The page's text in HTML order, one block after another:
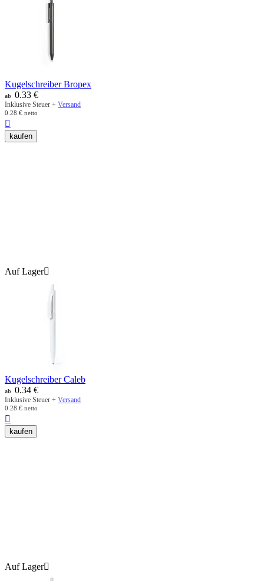
Kugelschreiber Bropex
ab 0.33 €
Inklusive Steuer + Versand
0.28 € netto

kaufen
Auf Lager
Kugelschreiber Caleb
ab 0.34 €
Inklusive Steuer + Versand
0.28 € netto

kaufen
Auf Lager